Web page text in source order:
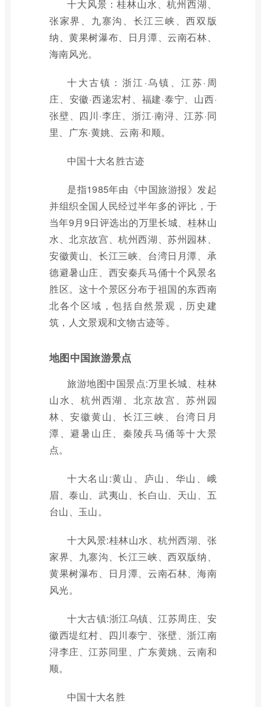
十大风景：桂林山水、杭州西湖、
张家界、九寨沟、长江三峡、西双版
纳、黄果树瀑布、日月潭、云南石林、
海南风光。
十大古镇：浙江·乌镇、江苏·周
庄、安徽·西递宏村、福建·泰宁、山西·
张壁、四川·李庄、浙江·南浔、江苏·同
里、广东·黄姚、云南·和顺。
中国十大名胜古迹
是指1985年由《中国旅游报》发起
并组织全国人民经过半年多的评比，于
当年9月9日评选出的万里长城、桂林山
水、北京故宫、杭州西湖、苏州园林、
安徽黄山、长江三峡、台湾日月潭、承
德避暑山庄、西安秦兵马俑十个风景名
胜区。这十个景区分布于祖国的东西南
北各个区域，包括自然景观，历史建
筑，人文景观和文物古迹等。
地图中国旅游景点
旅游地图中国景点:万里长城、桂林
山水、杭州西湖、北京故宫、苏州园
林、安徽黄山、长江三峡、台湾日月
潭、避暑山庄、秦陵兵马俑等十大景
点。
十大名山:黄山、庐山、华山、峨
眉、泰山、武夷山、长白山、天山、五
台山、玉山。
十大风景:桂林山水、杭州西湖、张
家界、九寨沟、长江三峡、西双版纳、
黄果树瀑布、日月潭、云南石林、海南
风光。
十大古镇:浙江乌镇、江苏周庄、安
徽西堤红村、四川泰宁、张壁、浙江南
浔李庄、江苏同里、广东黄姚、云南和
顺。
中国十大名胜